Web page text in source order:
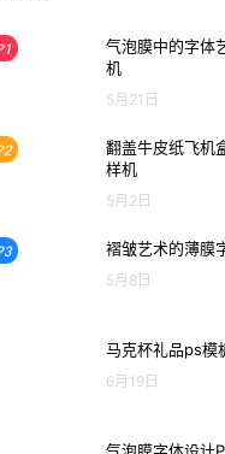
气泡膜中的字体
机
5月21日
翻盖牛皮纸飞机
样机
5月2日
褶皱艺术的薄膜
5月8日
马克杯礼品ps模
6月19日